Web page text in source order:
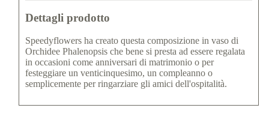
Dettagli prodotto
Speedyflowers ha creato questa composizione in vaso di
Orchidee Phalenopsis che bene si presta ad essere regalata
in occasioni come anniversari di matrimonio o per
festeggiare un venticinquesimo, un compleanno o
semplicemente per ringarziare gli amici dell'ospitalità.